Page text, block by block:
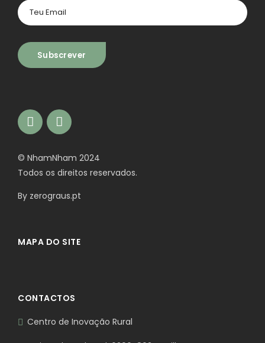
© NhamNham 2024
Todos os direitos reservados.
By zerograus.pt
MAPA DO SITE
CONTACTOS
Centro de Inovação Rural